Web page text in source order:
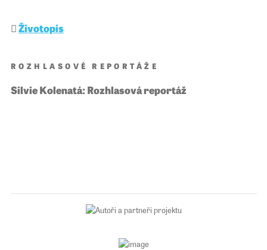
Životopis
ROZHLASOVÉ REPORTÁŽE
Silvie Kolenatá: Rozhlasová reportáž